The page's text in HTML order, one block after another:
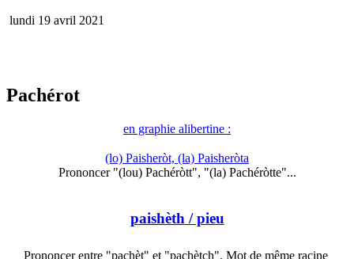
lundi 19 avril 2021
Pachérot
en graphie alibertine :
(lo) Paisheròt, (la) Paisheròta
Prononcer "(lou) Pachéròtt", "(la) Pachéròtte"...
paishèth / pieu
Prononcer entre "pachèt" et "pachètch". Mot de même racine